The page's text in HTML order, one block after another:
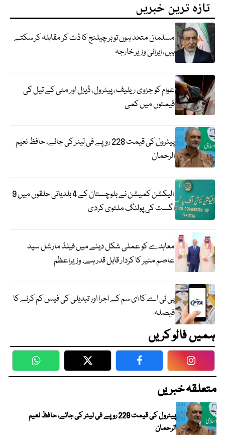
تازہ ترین خبریں
مسلمان متحد ہوں تو ہر چیلنج کا ڈٹ کر مقابلہ کر سکتے
ہیں، ایرانی وزیر خارجہ
عوام کو جزوی ریلیف، پیٹرول، ڈیزل اور مٹی کے تیل کی
قیمتوں میں کمی
پیٹرول کی قیمت 228 روپے فی لیٹر کی جائے، حافظ نعیم
الرحمان
الیکشن کمیشن نے بلوچستان کے 4 بلدیاتی حلقوں میں 9
اگست کی پولنگ ملتوی کردی
معاہدے کو عملی شکل دینے میں فیلڈ مارشل سید
عاصم منیر کا کردار قابل قدر ہے، وزیراعظم
پی ٹی اے کا ای سم کے اجرا اور تبدیلی کی فیس کم کرنے کا
فیصلہ
ہمیں فالو کریں
WhatsApp Twitter Facebook
متعلقہ خبریں
پیٹرول کی قیمت 228 روپے فی لیٹر کی جائے، حافظ نعیم
الرحمان